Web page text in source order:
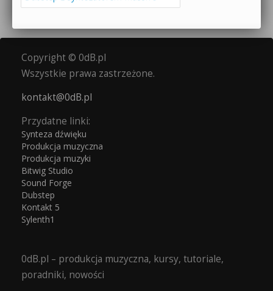
Copyright © 0dB.pl
Wszystkie prawa zastrzeżone.
kontakt@0dB.pl
Przydatne linki:
Synteza dźwięku
Produkcja muzyczna
Produkcja muzyki
Bitwig Studio
Sound Forge
Dubstep
Kontakt 5
Sylenth1
0dB.pl – produkcja muzyczna, kursy, tutoriale,
poradniki, nowości